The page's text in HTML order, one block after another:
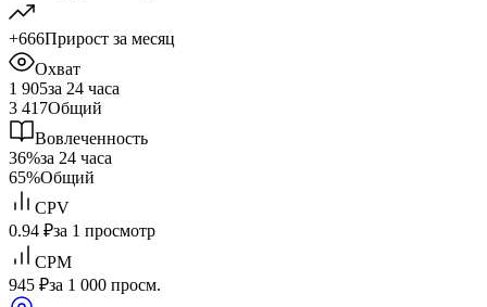
+666Прирост за месяц
Охват
1 905за 24 часа
3 417Общий
Вовлеченность
36%за 24 часа
65%Общий
CPV
0.94 ₽за 1 просмотр
CPM
945 ₽за 1 000 просм.